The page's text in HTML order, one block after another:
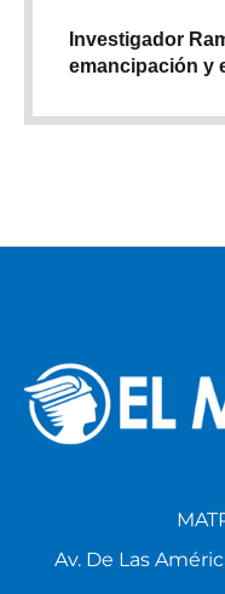
Investigador
emancipación y
Av. De Las